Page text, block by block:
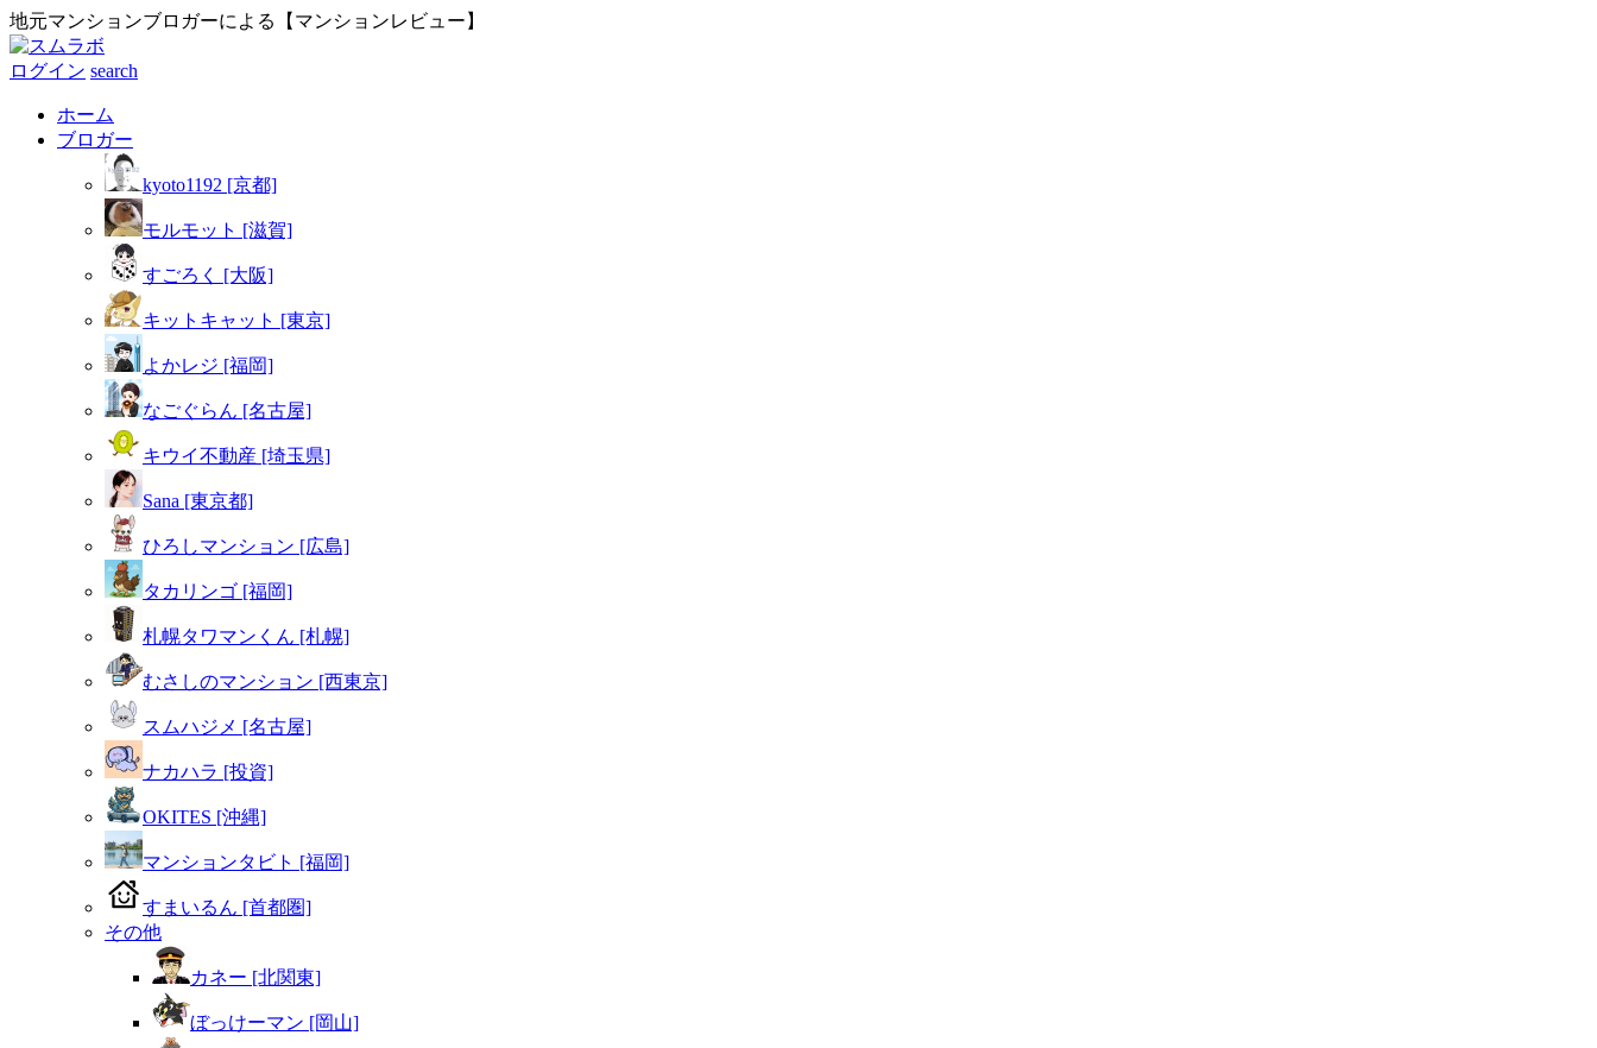
地元マンションブロガーによる【マンションレビュー】
ログイン search
ホーム
ブロガー
kyoto1192 [京都]
モルモット [滋賀]
すごろく [大阪]
キットキャット [東京]
よかレジ [福岡]
なごぐらん [名古屋]
キウイ不動産 [埼玉県]
Sana [東京都]
ひろしマンション [広島]
タカリンゴ [福岡]
札幌タワマンくん [札幌]
むさしのマンション [西東京]
スムハジメ [名古屋]
ナカハラ [投資]
OKITES [沖縄]
マンションタビト [福岡]
すまいるん [首都圏]
その他
カネー [北関東]
ぼっけーマン [岡山]